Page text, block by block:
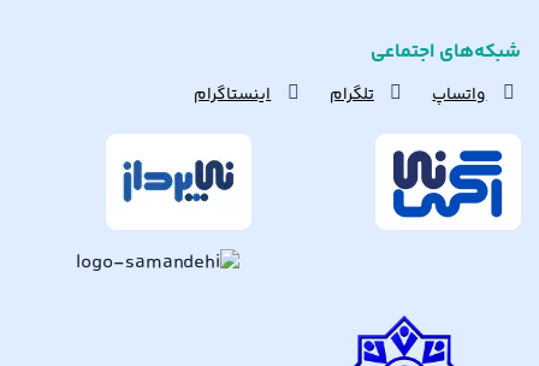
شبکه‌های اجتماعی
واتساپ تلگرام اینستاگرام